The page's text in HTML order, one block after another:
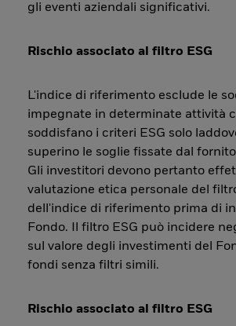
gli eventi aziendali significativi.
Rischio associato al filtro ESG
L'indice di riferimento esclude le
impegnate in determinate attività
soddisfano i criteri ESG solo
superino le soglie fissate dal
Gli investitori devono pertanto
valutazione etica personale del
dell'indice di riferimento prima di
Fondo. Il filtro ESG può incidere
sul valore degli investimenti del
fondi senza filtri simili.
Rischio associato al filtro ESG